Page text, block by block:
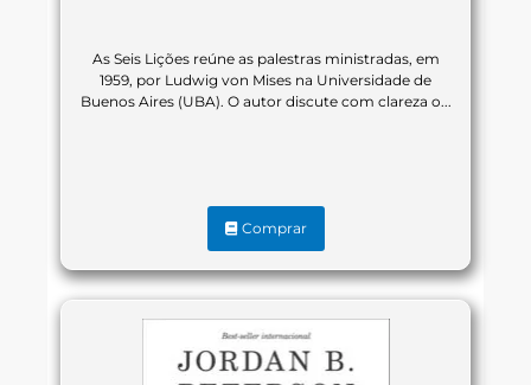
As Seis Lições reúne as palestras ministradas, em
1959, por Ludwig von Mises na Universidade de
Buenos Aires (UBA). O autor discute com clareza o...
Comprar